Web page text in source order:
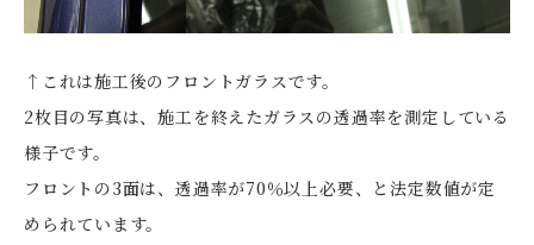
↑これは施工後のフロントガラスです。
2枚目の写真は、施工を終えたガラスの透過率を測定している
様子です。
フロントの3面は、透過率が70％以上必要、と法定数値が定
められています。